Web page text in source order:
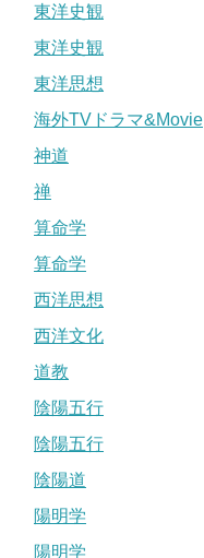
東洋史観
東洋史観
東洋思想
海外TVドラマ&Movie
神道
禅
算命学
算命学
西洋思想
西洋文化
道教
陰陽五行
陰陽五行
陰陽道
陽明学
陽明学